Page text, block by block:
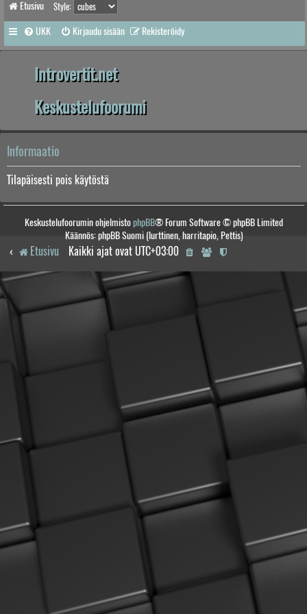
Etusivu Style:
UKK Kirjaudu sisään Rekisteröidy
Introvertit.net
Keskustelufoorumi
Informaatio
Tilapäisesti pois käytöstä
Keskustelufoorumin ohjelmistophpBB® Forum Software © phpBB Limited
Käännös: phpBB Suomi (lurttinen, harritapio, Pettis)
Etusivu Kaikki ajat ovat UTC+03:00